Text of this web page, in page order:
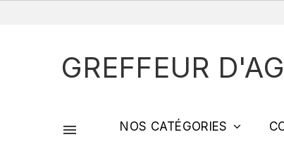
GREFFEUR
 NOS CATÉGORIES